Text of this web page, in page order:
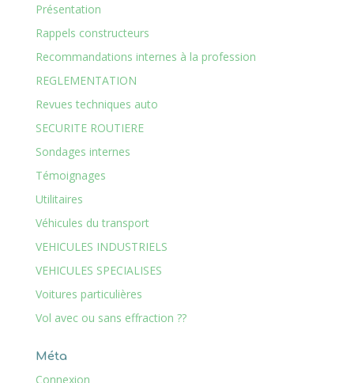
Présentation
Rappels constructeurs
Recommandations internes à la profession
REGLEMENTATION
Revues techniques auto
SECURITE ROUTIERE
Sondages internes
Témoignages
Utilitaires
Véhicules du transport
VEHICULES INDUSTRIELS
VEHICULES SPECIALISES
Voitures particulières
Vol avec ou sans effraction ??
Méta
Connexion